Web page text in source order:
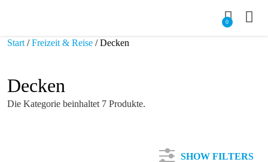
0
Start /Freizeit & Reise / Decken
Decken
Die Kategorie beinhaltet 7 Produkte.
SHOW FILTERS